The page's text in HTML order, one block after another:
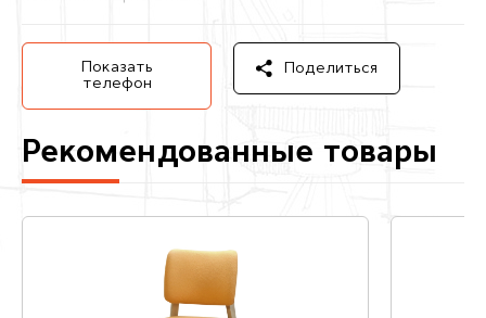
Показать
телефон
Поделиться
Рекомендованные товары